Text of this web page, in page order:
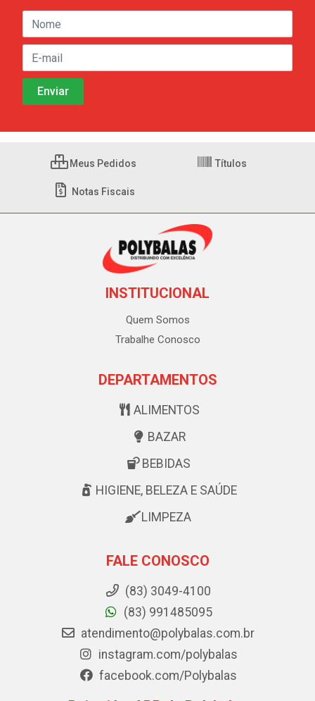
Meus Pedidos Títulos
Notas Fiscais
INSTITUCIONAL
Quem Somos
Trabalhe Conosco
DEPARTAMENTOS
ALIMENTOS
BAZAR
BEBIDAS
HIGIENE, BELEZA E SAÚDE
LIMPEZA
FALE CONOSCO
(83) 3049-4100
(83) 991485095
atendimento@polybalas.com.br
instagram.com/polybalas
facebook.com/Polybalas